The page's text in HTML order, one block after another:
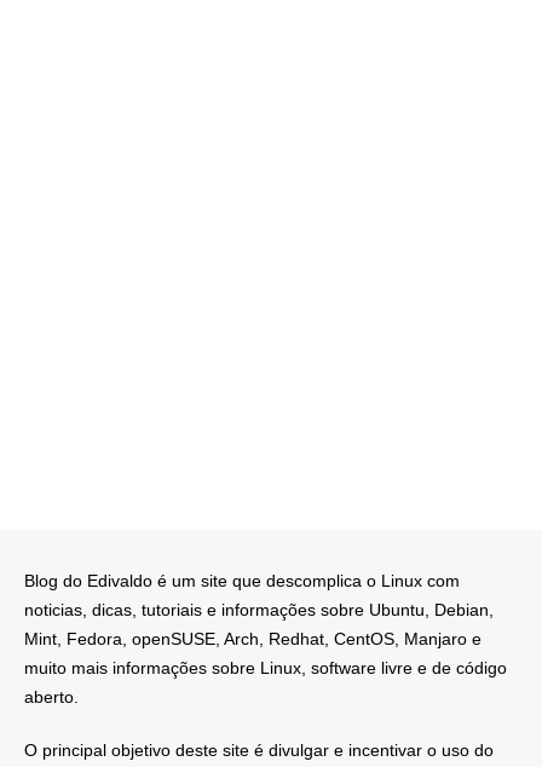
Blog do Edivaldo é um site que descomplica o Linux com
noticias, dicas, tutoriais e informações sobre Ubuntu, Debian,
Mint, Fedora, openSUSE, Arch, Redhat, CentOS, Manjaro e
muito mais informações sobre Linux, software livre e de código
aberto.
O principal objetivo deste site é divulgar e incentivar o uso do